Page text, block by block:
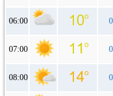
06:00
07:00
08:00